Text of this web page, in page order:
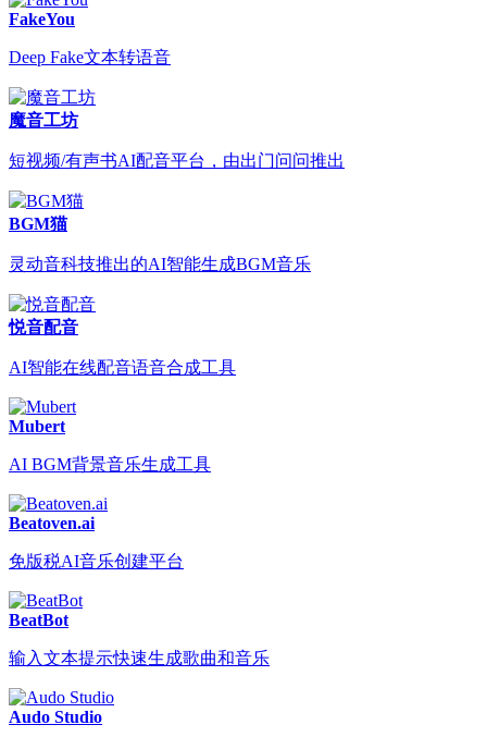
FakeYou
Deep Fake文本转语音
魔音工坊
短视频/有声书AI配音平台，由出门问问推出
BGM猫
灵动音科技推出的AI智能生成BGM音乐
悦音配音
AI智能在线配音语音合成工具
Mubert
AI BGM背景音乐生成工具
Beatoven.ai
免版税AI音乐创建平台
BeatBot
输入文本提示快速生成歌曲和音乐
Audo Studio